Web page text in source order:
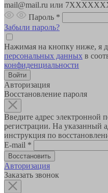
mail@mail.ru или
Пароль *
Забыли пароль?
Нажимая на кнопку ниже, я
персональных данных в
конфиденциальности
Авторизация
Восстановление пароля
Введите адрес электронной
регистрации. На указанный
инструкция по
E-mail *
Авторизация
Заказать звонок